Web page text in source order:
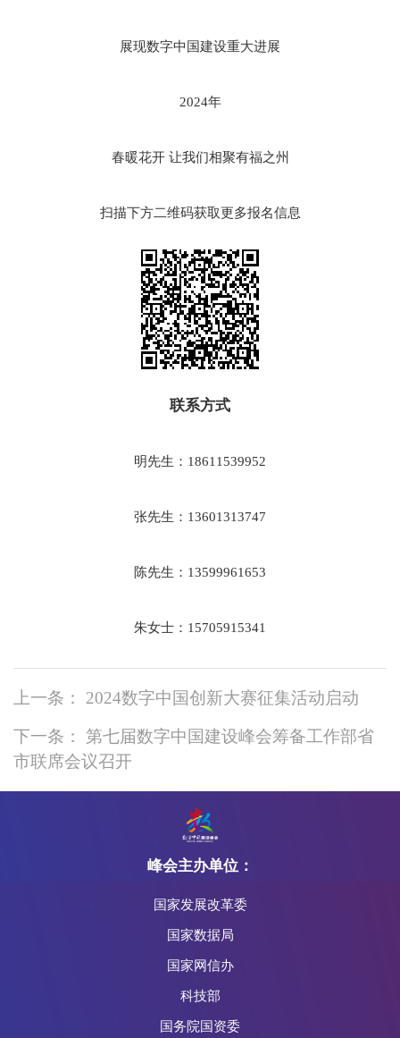
展现数字中国建设重大进展
2024年
春暖花开 让我们相聚有福之州
扫描下方二维码获取更多报名信息
联系方式
明先生：18611539952
张先生：13601313747
陈先生：13599961653
朱女士：15705915341
上一条： 2024数字中国创新大赛征集活动启动
下一条： 第七届数字中国建设峰会筹备工作部省
市联席会议召开
峰会主办单位：
国家发展改革委
国家数据局
国家网信办
科技部
国务院国资委